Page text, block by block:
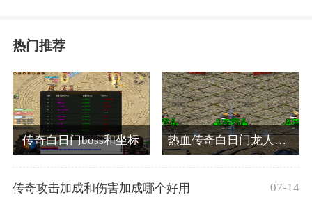
热门推荐
传奇白日门boss和坐标 热血传奇白日门龙人在哪里
传奇攻击加成和伤害加成哪个好用 07-14